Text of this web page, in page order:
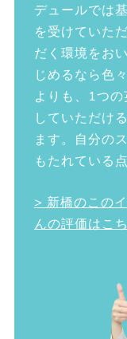
デュールでは
を受けていた
だく環境をお
じめるなら色
よりも、1つ
していただけ
ます。自分の
もたれている
> 新橋のこの
んの評価はこ